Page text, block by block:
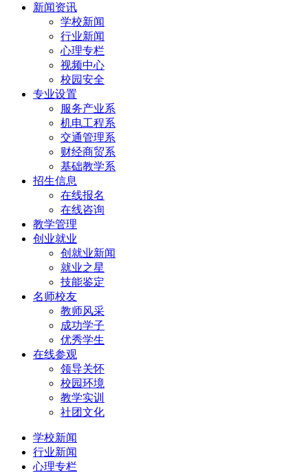
新闻资讯
学校新闻
行业新闻
心理专栏
视频中心
校园安全
专业设置
服务产业系
机电工程系
交通管理系
财经商贸系
基础教学系
招生信息
在线报名
在线咨询
教学管理
创业就业
创就业新闻
就业之星
技能鉴定
名师校友
教师风采
成功学子
优秀学生
在线参观
领导关怀
校园环境
教学实训
社团文化
学校新闻
行业新闻
心理专栏